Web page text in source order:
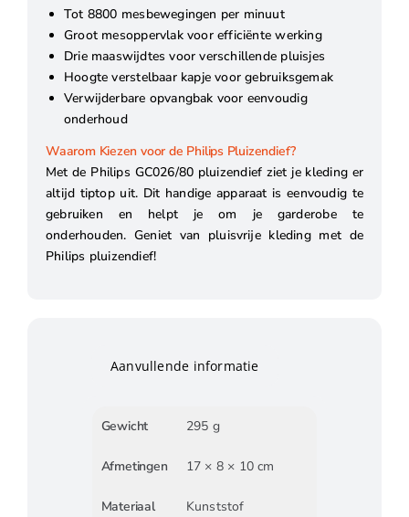
Tot 8800 mesbewegingen per minuut
Groot mesoppervlak voor efficiënte werking
Drie maaswijdtes voor verschillende pluisjes
Hoogte verstelbaar kapje voor gebruiksgemak
Verwijderbare opvangbak voor eenvoudig
onderhoud
Waarom Kiezen voor de Philips Pluizendief?
Met de Philips GC026/80 pluizendief ziet je kleding er
altijd tiptop uit. Dit handige apparaat is eenvoudig te
gebruiken en helpt je om je garderobe te
onderhouden. Geniet van pluisvrije kleding met de
Philips pluizendief!
Aanvullende informatie
Gewicht 295 g
Afmetingen 17 × 8 × 10 cm
Materiaal Kunststof